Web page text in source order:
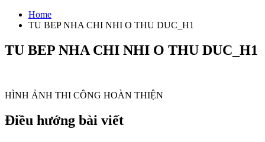
Home
TU BEP NHA CHI NHI O THU DUC_H1
TU BEP NHA CHI NHI O THU DUC_H1
HÌNH ẢNH THI CÔNG HOÀN THIỆN
Điều hướng bài viết